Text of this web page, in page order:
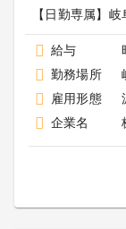
【日勤専属】
給与
勤務場所
雇用形態
企業名